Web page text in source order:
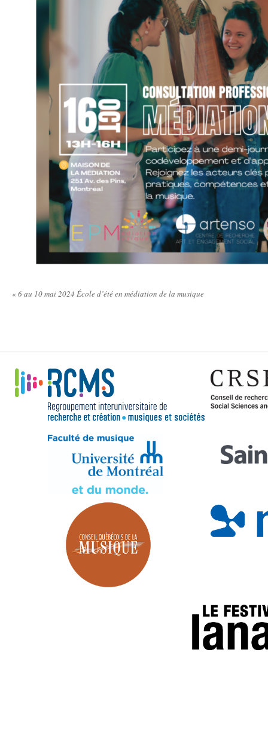
« 6 au 10 mai 2024 École d’été en médiation de la musique